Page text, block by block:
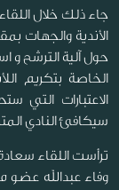
جاء ذلك خلال
الأندية والجهات
حول آلية الترشح و
الخاصة بتكريم
الاعتبارات التي
سيكافئ النادي
ترأست اللقاء
وفاء عبدالله عضو